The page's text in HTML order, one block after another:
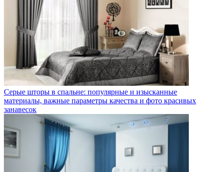
Серые шторы в спальне: популярные и изысканные
материалы, важные параметры качества и фото красивых
занавесок